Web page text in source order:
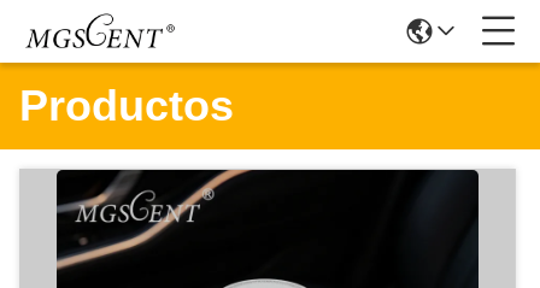
Productos